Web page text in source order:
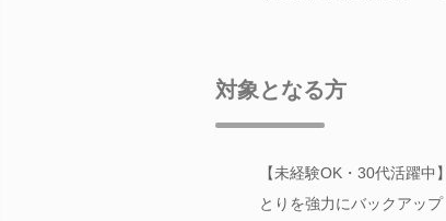
対象となる方
【未経験OK・30代活躍
とりを強力にバックアップ